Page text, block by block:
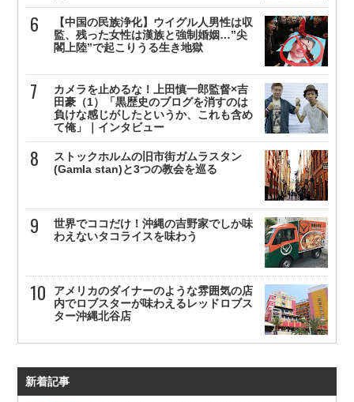
【中国の民族浄化】ウイグル人男性は収
監、残った女性は漢族と強制婚姻…”尖
閣上陸”で起こりうる生き地獄
カメラを止めるな！上田慎一郎監督×吉
田豪（1）「黒歴史のブログを消すのは
負けな感じがしたというか、これも含め
て俺」｜インタビュー
ストックホルムの旧市街ガムラスタン
(Gamla stan)と3つの教会を巡る
世界でココだけ！沖縄の吉野家でしか味
わえないタコライスを味わう
アメリカのダイナーのような雰囲気の店
内でロブスターが味わえるレッドロブス
ター沖縄北谷店
新着記事